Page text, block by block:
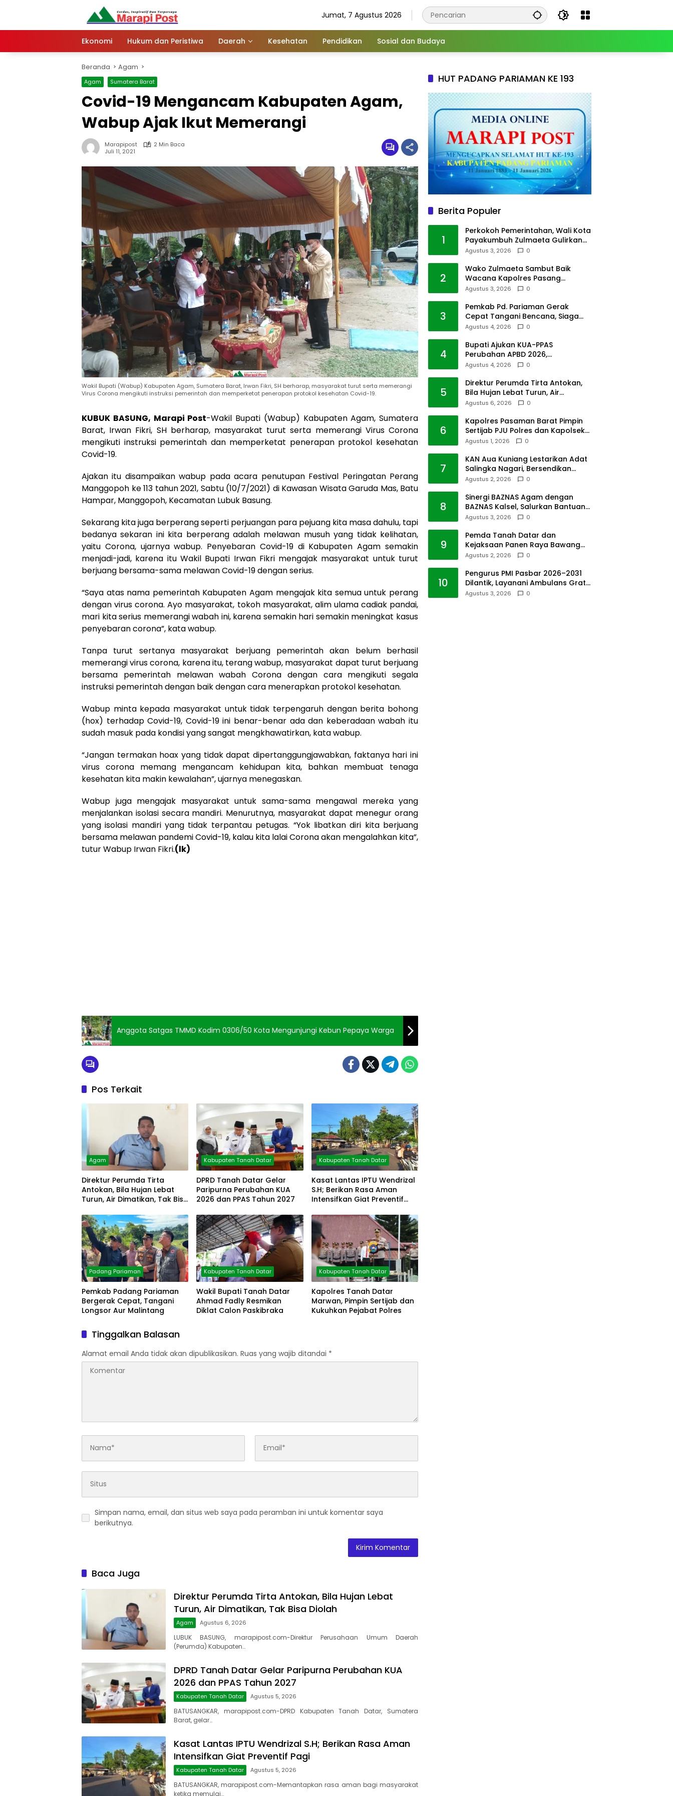
Jumat, 7 Agustus 2026
Ekonomi Hukum dan Peristiwa Daerah Kesehatan Pendidikan Sosial dan Budaya
Beranda Agam
Agam Sumatera Barat
Covid-19 Mengancam Kabupaten Agam,
Wabup Ajak Ikut Memerangi
Marapipost
2 Min Baca
Juli 11, 2021
Wakil Bupati (Wabup) Kabupaten Agam, Sumatera Barat, Irwan Fikri, SH berharap, masyarakat turut serta memerangi
Virus Corona mengikuti instruksi pemerintah dan memperketat penerapan protokol kesehatan Covid-19.
KUBUK BASUNG, Marapi Post-Wakil Bupati (Wabup) Kabupaten Agam, Sumatera
Barat, Irwan Fikri, SH berharap, masyarakat turut serta memerangi Virus Corona
mengikuti instruksi pemerintah dan memperketat penerapan protokol kesehatan
Covid-19.
Ajakan itu disampaikan wabup pada acara penutupan Festival Peringatan Perang
Manggopoh ke 113 tahun 2021, Sabtu (10/7/2021) di Kawasan Wisata Garuda Mas, Batu
Hampar, Manggopoh, Kecamatan Lubuk Basung.
Sekarang kita juga berperang seperti perjuangan para pejuang kita masa dahulu, tapi
bedanya sekaran ini kita berperang adalah melawan musuh yang tidak kelihatan,
yaitu Corona, ujarnya wabup. Penyebaran Covid-19 di Kabupaten Agam semakin
menjadi-jadi, karena itu Wakil Bupati Irwan Fikri mengajak masyarakat untuk turut
berjuang bersama-sama melawan Covid-19 dengan serius.
“Saya atas nama pemerintah Kabupaten Agam mengajak kita semua untuk perang
dengan virus corona. Ayo masyarakat, tokoh masyarakat, alim ulama cadiak pandai,
mari kita serius memerangi wabah ini, karena semakin hari semakin meningkat kasus
penyebaran corona”, kata wabup.
Tanpa turut sertanya masyarakat berjuang pemerintah akan belum berhasil
memerangi virus corona, karena itu, terang wabup, masyarakat dapat turut berjuang
bersama pemerintah melawan wabah Corona dengan cara mengikuti segala
instruksi pemerintah dengan baik dengan cara menerapkan protokol kesehatan.
Wabup minta kepada masyarakat untuk tidak terpengaruh dengan berita bohong
(hox) terhadap Covid-19, Covid-19 ini benar-benar ada dan keberadaan wabah itu
sudah masuk pada kondisi yang sangat mengkhawatirkan, kata wabup.
“Jangan termakan hoax yang tidak dapat dipertanggungjawabkan, faktanya hari ini
virus corona memang mengancam kehidupan kita, bahkan membuat tenaga
kesehatan kita makin kewalahan”, ujarnya menegaskan.
Wabup juga mengajak masyarakat untuk sama-sama mengawal mereka yang
menjalankan isolasi secara mandiri. Menurutnya, masyarakat dapat menegur orang
yang isolasi mandiri yang tidak terpantau petugas. “Yok libatkan diri kita berjuang
bersama melawan pandemi Covid-19, kalau kita lalai Corona akan mengalahkan kita”,
tutur Wabup Irwan Fikri.(lk)
Anggota Satgas TMMD Kodim 0306/50 Kota Mengunjungi Kebun Pepaya Warga
Pos Terkait
Agam
Direktur Perumda Tirta
Antokan, Bila Hujan Lebat
Turun, Air Dimatikan, Tak Bisa
Kabupaten Tanah Datar
DPRD Tanah Datar Gelar
Paripurna Perubahan KUA
2026 dan PPAS Tahun 2027
Kabupaten Tanah Datar
Kasat Lantas IPTU Wendrizal
S.H; Berikan Rasa Aman
Intensifkan Giat Preventif
Padang Pariaman
Pemkab Padang Pariaman
Bergerak Cepat, Tangani
Longsor Aur Malintang
Kabupaten Tanah Datar
Wakil Bupati Tanah Datar
Ahmad Fadly Resmikan
Diklat Calon Paskibraka
Kabupaten Tanah Datar
Kapolres Tanah Datar
Marwan, Pimpin Sertijab dan
Kukuhkan Pejabat Polres
Tinggalkan Balasan
Alamat email Anda tidak akan dipublikasikan. Ruas yang wajib ditandai *
Simpan nama, email, dan situs web saya pada peramban ini untuk komentar saya
berikutnya.
Baca Juga
Direktur Perumda Tirta Antokan, Bila Hujan Lebat
Turun, Air Dimatikan, Tak Bisa Diolah
Agam Agustus 6, 2026
LUBUK BASUNG, marapipost.com-Direktur Perusahaan Umum Daerah
(Perumda) Kabupaten…
DPRD Tanah Datar Gelar Paripurna Perubahan KUA
2026 dan PPAS Tahun 2027
Kabupaten Tanah Datar Agustus 5, 2026
BATUSANGKAR, marapipost.com-DPRD Kabupaten Tanah Datar, Sumatera
Barat, gelar…
Kasat Lantas IPTU Wendrizal S.H; Berikan Rasa Aman
Intensifkan Giat Preventif Pagi
Kabupaten Tanah Datar Agustus 5, 2026
BATUSANGKAR, marapipost.com-Memantapkan rasa aman bagi masyarakat
ketika memulai…
HUT PADANG PARIAMAN KE 193
Berita Populer
1
Perkokoh Pemerintahan, Wali Kota
Payakumbuh Zulmaeta Gulirkan
Jabatan
Agustus 3, 2026 0
2
Wako Zulmaeta Sambut Baik
Wacana Kapolres Pasang
Kamera Pantau Lalin
Agustus 3, 2026 0
3
Pemkab Pd. Pariaman Gerak
Cepat Tangani Bencana, Siaga
Cuaca Ekstrem
Agustus 4, 2026 0
4
Bupati Ajukan KUA-PPAS
Perubahan APBD 2026,
Pendapatan Pasbar Naik 15
Agustus 4, 2026 0
5
Direktur Perumda Tirta Antokan,
Bila Hujan Lebat Turun, Air
Dimatikan, Tak Bisa Diolah
Agustus 6, 2026 0
6
Kapolres Pasaman Barat Pimpin
Sertijab PJU Polres dan Kapolsek
Sungai Beremas
Agustus 1, 2026 0
7
KAN Aua Kuniang Lestarikan Adat
Salingka Nagari, Bersendikan
Kitabullah
Agustus 2, 2026 0
8
Sinergi BAZNAS Agam dengan
BAZNAS Kalsel, Salurkan Bantuan
Bencana Alam
Agustus 3, 2026 0
9
Pemda Tanah Datar dan
Kejaksaan Panen Raya Bawang
Merah di Sawah Tangah
Agustus 2, 2026 0
10
Pengurus PMI Pasbar 2026–2031
Dilantik, Layanani Ambulans Gratis
ke Padang
Agustus 3, 2026 0